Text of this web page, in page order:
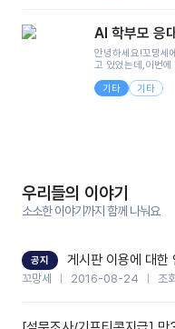
정보를 제공하면서
으셔서 고민이 됐
면..)그리고 제가 신
좋은거 같아요지금
말 어려워서 항상
쓸 때도 좀 도움이
AI 학부모 응
안녕하세요!꼬망세
고 있었는데,이번
님 응대에 더 많은
겪은 일과 학부모
을 많이 하는데,꼬
안심시킬 수 있었
입니다.학부모님께
성 있는 교사가 되
기능을 개발해 주
기타 기타
우리들의 이야기
소소한 이야기까지 함께 나눠요
공지 게시판 이용에 대한
꼬망세 2016-08-24 조